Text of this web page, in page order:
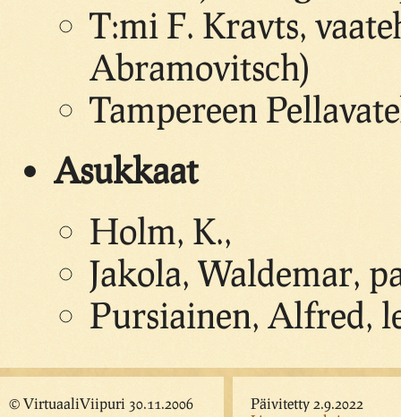
T:mi F. Kravts,
Abramovitsch)
Tampereen
Asukkaat
Holm, K.,
Jakola, Waldemar,
Pursiainen, Alfred,
© VirtuaaliViipuri 30.11.2006
Päivitetty 2.9.2022